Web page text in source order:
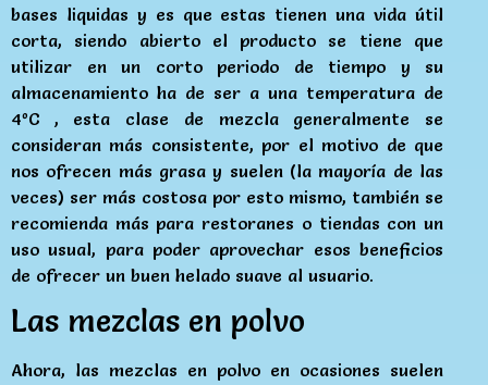
bases liquidas y es que estas tienen una vida útil
corta, siendo abierto el producto se tiene que
utilizar en un corto periodo de tiempo y su
almacenamiento ha de ser a una temperatura de
4ºC , esta clase de mezcla generalmente se
consideran más consistente, por el motivo de que
nos ofrecen más grasa y suelen (la mayoría de las
veces) ser más costosa por esto mismo, también se
recomienda más para restoranes o tiendas con un
uso usual, para poder aprovechar esos beneficios
de ofrecer un buen helado suave al usuario.
Las mezclas en polvo
Ahora, las mezclas en polvo en ocasiones suelen